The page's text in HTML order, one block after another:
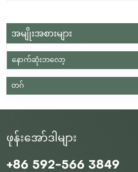
မောင်းနှင်သည်။ ဤလုပ်ငန်းစဉ်သည် ဘ
နှောင်ကြိုးများအတွင်း အိုင်းယွန်းများကို
သောကြောင့် စွမ်းအင်သိုလှောင်မှုကို ဖြစ်ပေ
ပစ္စည်းနှစ်ခုကြားရှိ အလားအလာရှိသော
ဗို့အားကို ဖန်တီးပေးသည်။ Discharge
ပြောင်းပြန်ဖြစ်စဉ်တစ်ခုဖြစ်ပေါ်သည်။ အို
ကြောင်းသည် ပြင်ပဆားကစ်များမှတစ်ဆင့်
စနစ်များအထိ အရာခပ်သိမ်းကို စွမ်းအ
မရှိမဖြစ်လိုအပ်သော အစိတ်အပိုင်းတစ်ခု
သိုလှောင်နိုင်မှုစွမ်းရည် ဘက်ထရီများသ
အမျိုးအစားများ
နောက်ဆုံးဘလော့
တဂ်
ဖုန်းအော်ဒါများ
+86 592-566 3849